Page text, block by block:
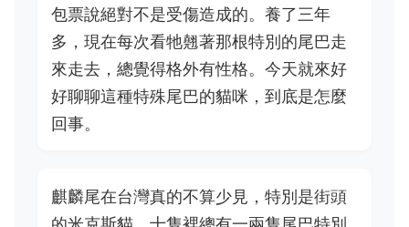
包票說絕對不是受傷造成的。養了三年
多，現在每次看牠翹著那根特別的尾巴走
來走去，總覺得格外有性格。今天就來好
好聊聊這種特殊尾巴的貓咪，到底是怎麼
回事。
麒麟尾在台灣真的不算少見，特別是街頭